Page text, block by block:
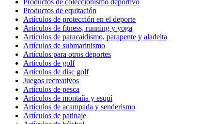
Productos de coleccionismo deportivo
Productos de equitación
Artículos de protección en el deporte
Artículos de fitness, running y yoga
Artículos de paracaidismo, parapente y aladelta
Artículos de submarinismo
Artículos para otros deportes
Artículos de golf
Artículos de disc golf
Juegos recreativos
Artículos de pesca
Artículos de montaña y esquí
Artículos de acampada y senderismo
Artículos de patinaje